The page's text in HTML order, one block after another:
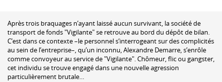
Après trois braquages n’ayant laissé aucun survivant, la société de
transport de fonds "Vigilante" se retrouve au bord du dépôt de bilan.
C’est dans ce contexte –le personnel s’interrogeant sur des complicités
au sein de l’entreprise–, qu’un inconnu, Alexandre Demarre, s’enrôle
comme convoyeur au service de "Vigilante". Chômeur, flic ou gangster,
cet individu se trouve engagé dans une nouvelle agression
particulièrement brutale…